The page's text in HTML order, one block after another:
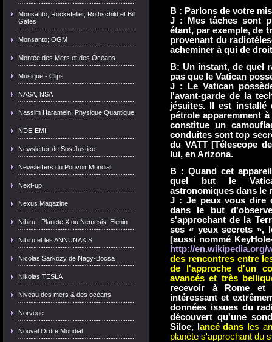
Monsanto, Rockefeller, Rothschild et Bill
Gates
Monsanto; OGM
Montée des Mers et des Océans
Musique - Clips
NASA, NSA
Nassim Haramein, Physique Quantique
NDE-EMI
Newsletter de Sos Justice
Newsletters du Pouvoir Mondial
Next-up
Nexus Magazine
Nibiru - Planète X ou Nemesis, Elenin
Nibiru et les ANNUNAKIS
Nicolas Sarközy de Nagy-Bocsa
Nikolas TESLA
Niveau des mers & des océans
Norvège
Nouvel Ordre Mondial
B : Parlons de votre
J : Mes tâches sont
étant, par exemple, de
provenant du
acheminer à qui de
B: Un instant, de quel
pas que le Vatican
J : Le Vatican
l'avant-garde de la
jésuites. Il est installé
pétrole apparemment
constitue un
conduites sont top
du VATT [Télescope
lui, en Arizona.
B : Quand cet
quel but le
astronomiques dans le
J : Je peux vous dire
dans le but
s'approchant de la
ses « yeux secrets »,
[aussi nommé
http://en.wikipedia.org/
des rencontres entre
de l'approche d'un
avancés et très
recevoir à Rome et
intéressant et
données issues du
découvert qu'une
Siloe, l ancé dans les
planète s'approchant du